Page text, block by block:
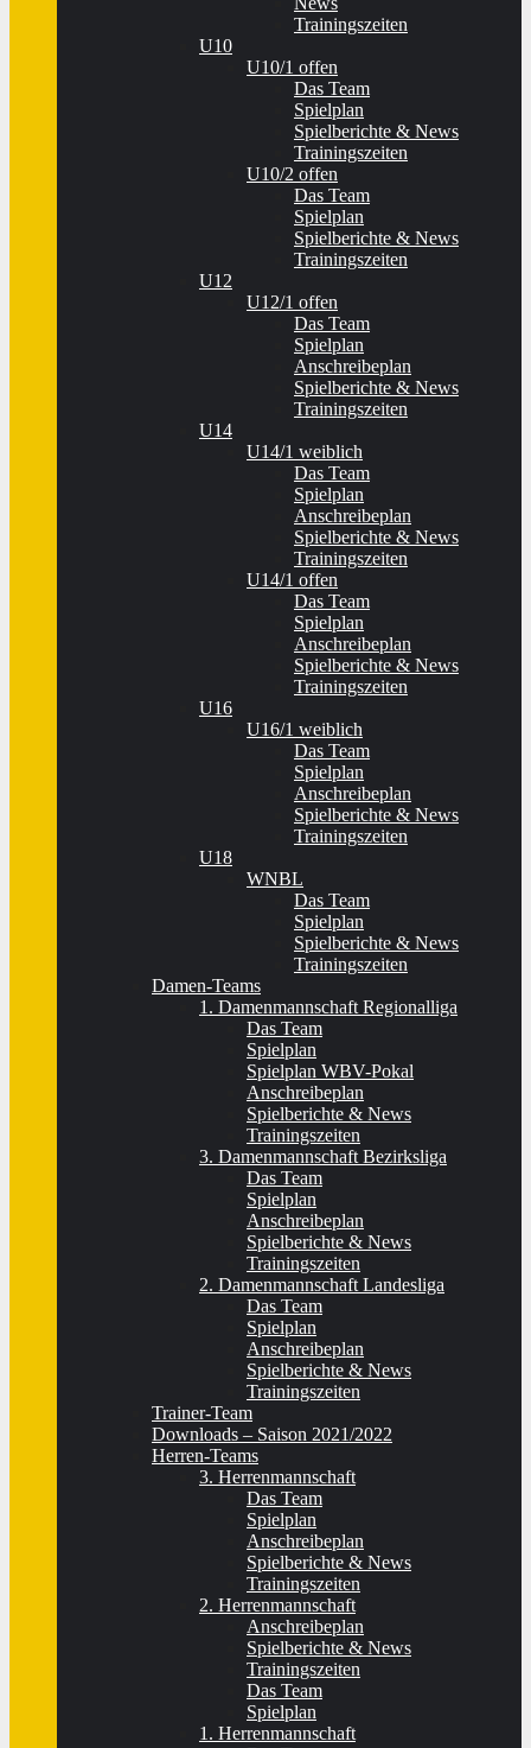
Trainingszeiten
U10
U10/1 offen
Das Team
Spielplan
Spielberichte & News
Trainingszeiten
U10/2 offen
Das Team
Spielplan
Spielberichte & News
Trainingszeiten
U12
U12/1 offen
Das Team
Spielplan
Anschreibeplan
Spielberichte & News
Trainingszeiten
U14
U14/1 weiblich
Das Team
Spielplan
Anschreibeplan
Spielberichte & News
Trainingszeiten
U14/1 offen
Das Team
Spielplan
Anschreibeplan
Spielberichte & News
Trainingszeiten
U16
U16/1 weiblich
Das Team
Spielplan
Anschreibeplan
Spielberichte & News
Trainingszeiten
U18
WNBL
Das Team
Spielplan
Spielberichte & News
Trainingszeiten
Damen-Teams
1. Damenmannschaft Regionalliga
Das Team
Spielplan
Spielplan WBV-Pokal
Anschreibeplan
Spielberichte & News
Trainingszeiten
3. Damenmannschaft Bezirksliga
Das Team
Spielplan
Anschreibeplan
Spielberichte & News
Trainingszeiten
2. Damenmannschaft Landesliga
Das Team
Spielplan
Anschreibeplan
Spielberichte & News
Trainingszeiten
Trainer-Team
Downloads – Saison 2021/2022
Herren-Teams
3. Herrenmannschaft
Das Team
Spielplan
Anschreibeplan
Spielberichte & News
Trainingszeiten
2. Herrenmannschaft
Anschreibeplan
Spielberichte & News
Trainingszeiten
Das Team
Spielplan
1. Herrenmannschaft